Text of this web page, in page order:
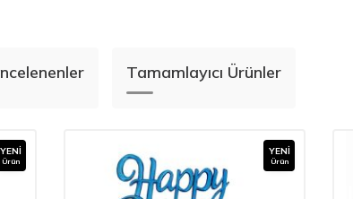
Tamamlayıcı Ürünler
YENI
Ürün
YENI
Ürün